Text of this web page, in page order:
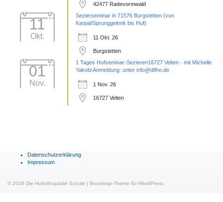
42477 Radevormwald
11
Okt.
Sezierseminar in 71576 Burgstetten (von
Karpal/Sprunggelenk bis Huf)
11 Okt. 26
Burgstetten
01
Nov.
1 Tages Hufseminar-Sezieren16727 Velten - mit Michelle
Yakobi Anmeldung: unter info@difho.de
1 Nov. 26
16727 Velten
Datenschutzerklärung
Impressum
© 2026 Die Huforthopädie Schule | Bootstrap-Theme für WordPress